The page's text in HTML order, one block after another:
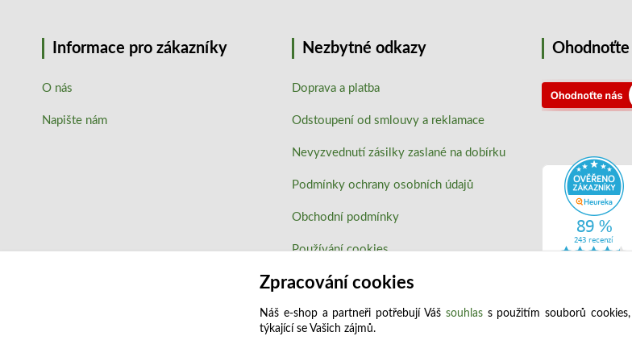
Informace pro zákazníky
O nás
Napište nám
Nezbytné odkazy
Doprava a platba
Odstoupení od smlouvy a reklamace
Nevyzvednutí zásilky zaslané na dobírku
Podmínky ochrany osobních údajů
Obchodní podmínky
Používání cookies
Ohodnoťte
Zpracování cookies
Náš e-shop a partneři potřebují Váš souhlass použitím souborů
týkající se Vašich zájmů.